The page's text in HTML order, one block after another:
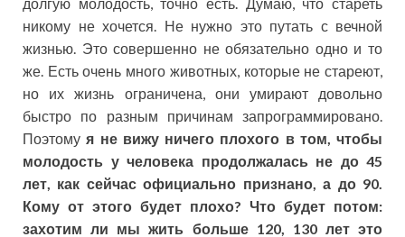
долгую молодость, точно есть. Думаю, что стареть
никому не хочется. Не нужно это путать с вечной
жизнью. Это совершенно не обязательно одно и то
же. Есть очень много животных, которые не стареют,
но их жизнь ограничена, они умирают довольно
быстро по разным причинам запрограммировано.
Поэтомуя не вижу ничего плохого в том, чтобы
молодость у человека продолжалась не до 45
лет, как сейчас официально признано, а до 90.
Кому от этого будет плохо? Что будет потом:
захотим ли мы жить больше 120, 130 лет это